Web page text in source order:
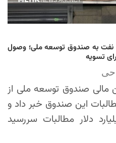
ملی نفت به صندوق توسعه ملی؛ وصول
مالی صندوق توسعه ملی از
از مطالبات این صندوق خبر داد و
از مجموع ۲۲.۳ میلیارد دلار مطالبات سررسید